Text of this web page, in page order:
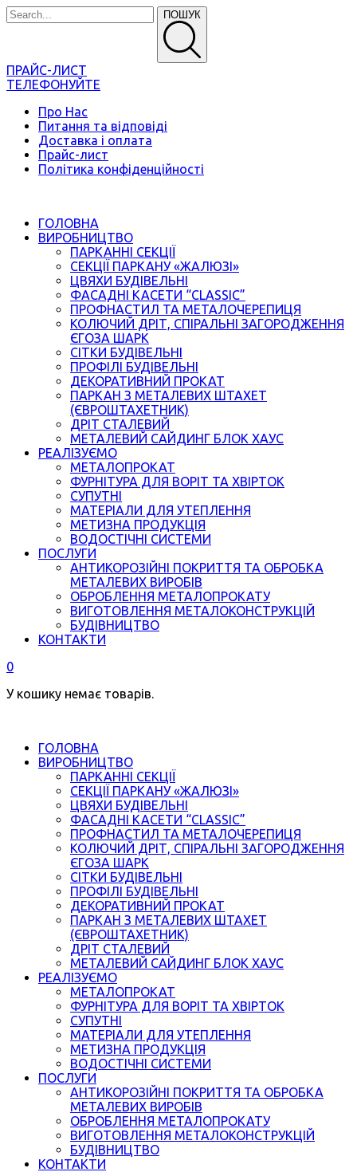
ПОШУК
ПРАЙС-ЛИСТ
ТЕЛЕФОНУЙТЕ
Про Нас
Питання та відповіді
Доставка і оплата
Прайс-лист
Політика конфіденційності
ГОЛОВНА
ВИРОБНИЦТВО
ПАРКАННІ СЕКЦІЇ
СЕКЦІЇ ПАРКАНУ «ЖАЛЮЗІ»
ЦВЯХИ БУДІВЕЛЬНІ
ФАСАДНІ КАСЕТИ “CLASSIC”
ПРОФНАСТИЛ ТА МЕТАЛОЧЕРЕПИЦЯ
КОЛЮЧИЙ ДРІТ, СПІРАЛЬНІ ЗАГОРОДЖЕННЯ
ЄГОЗА ШАРК
СІТКИ БУДІВЕЛЬНІ
ПРОФІЛІ БУДІВЕЛЬНІ
ДЕКОРАТИВНИЙ ПРОКАТ
ПАРКАН З МЕТАЛЕВИХ ШТАХЕТ
(ЄВРОШТАХЕТНИК)
ДРІТ СТАЛЕВИЙ
МЕТАЛЕВИЙ САЙДИНГ БЛОК ХАУС
РЕАЛІЗУЄМО
МЕТАЛОПРОКАТ
ФУРНІТУРА ДЛЯ ВОРІТ ТА ХВІРТОК
СУПУТНІ
МАТЕРІАЛИ ДЛЯ УТЕПЛЕННЯ
МЕТИЗНА ПРОДУКЦІЯ
ВОДОСТІЧНІ СИСТЕМИ
ПОСЛУГИ
АНТИКОРОЗІЙНІ ПОКРИТТЯ ТА ОБРОБКА
МЕТАЛЕВИХ ВИРОБІВ
ОБРОБЛЕННЯ МЕТАЛОПРОКАТУ
ВИГОТОВЛЕННЯ МЕТАЛОКОНСТРУКЦІЙ
БУДІВНИЦТВО
КОНТАКТИ
0
У кошику немає товарів.
ГОЛОВНА
ВИРОБНИЦТВО
ПАРКАННІ СЕКЦІЇ
СЕКЦІЇ ПАРКАНУ «ЖАЛЮЗІ»
ЦВЯХИ БУДІВЕЛЬНІ
ФАСАДНІ КАСЕТИ “CLASSIC”
ПРОФНАСТИЛ ТА МЕТАЛОЧЕРЕПИЦЯ
КОЛЮЧИЙ ДРІТ, СПІРАЛЬНІ ЗАГОРОДЖЕННЯ
ЄГОЗА ШАРК
СІТКИ БУДІВЕЛЬНІ
ПРОФІЛІ БУДІВЕЛЬНІ
ДЕКОРАТИВНИЙ ПРОКАТ
ПАРКАН З МЕТАЛЕВИХ ШТАХЕТ
(ЄВРОШТАХЕТНИК)
ДРІТ СТАЛЕВИЙ
МЕТАЛЕВИЙ САЙДИНГ БЛОК ХАУС
РЕАЛІЗУЄМО
МЕТАЛОПРОКАТ
ФУРНІТУРА ДЛЯ ВОРІТ ТА ХВІРТОК
СУПУТНІ
МАТЕРІАЛИ ДЛЯ УТЕПЛЕННЯ
МЕТИЗНА ПРОДУКЦІЯ
ВОДОСТІЧНІ СИСТЕМИ
ПОСЛУГИ
АНТИКОРОЗІЙНІ ПОКРИТТЯ ТА ОБРОБКА
МЕТАЛЕВИХ ВИРОБІВ
ОБРОБЛЕННЯ МЕТАЛОПРОКАТУ
ВИГОТОВЛЕННЯ МЕТАЛОКОНСТРУКЦІЙ
БУДІВНИЦТВО
КОНТАКТИ